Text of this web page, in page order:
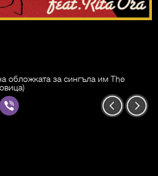
обложката за сингъла им The